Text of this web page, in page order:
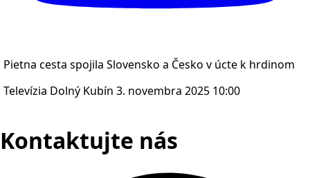
Pietna cesta spojila Slovensko a Česko v úcte k hrdinom
Televízia Dolný Kubín 3. novembra 2025 10:00
Kontaktujte nás